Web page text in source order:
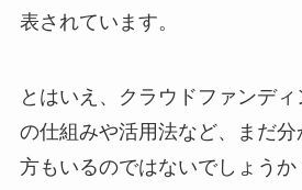
表されています。
とはいえ、クラウドファンデ
の仕組みや活用法など、まだ
方もいるのではないでしょうか